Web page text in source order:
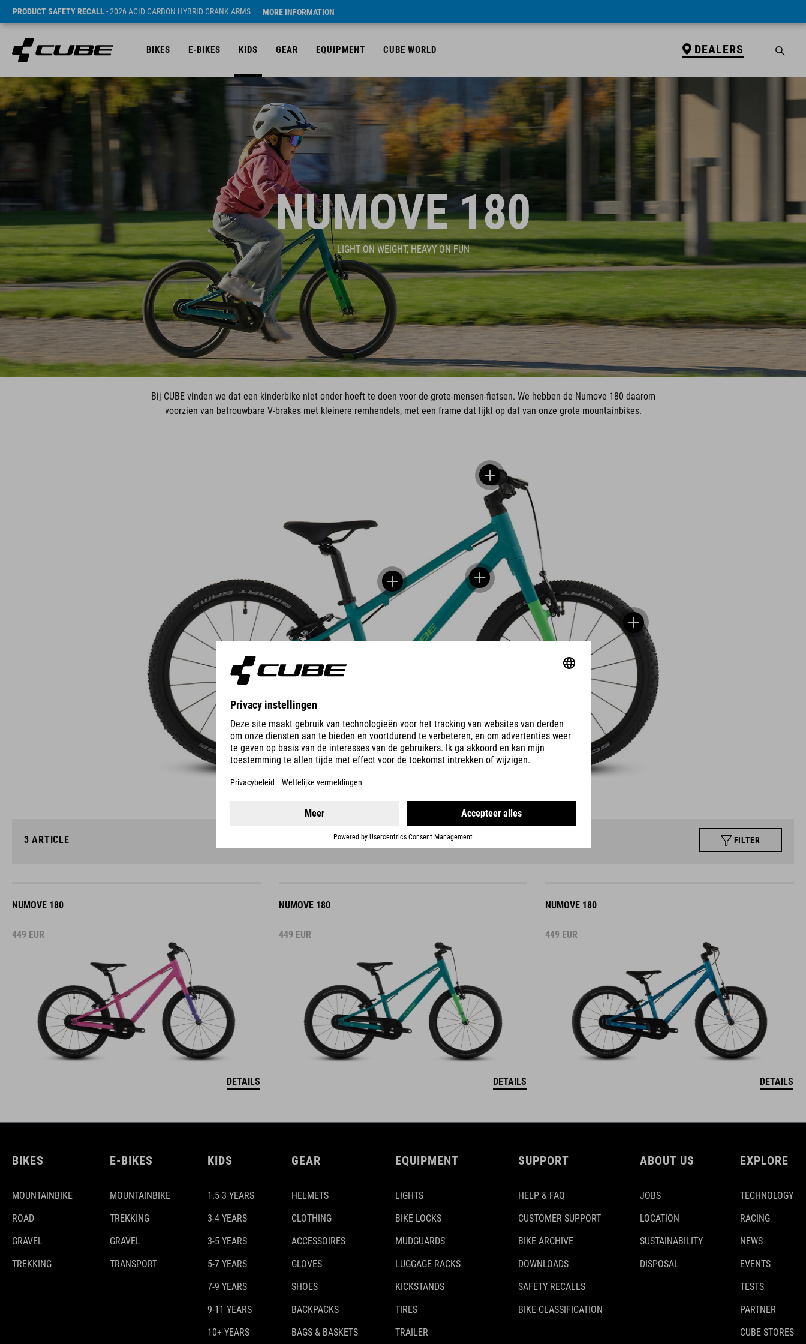
PRODUCT SAFETY RECALL- 2026 ACID CARBON HYBRID CRANK ARMS MORE INFORMATION
BIKES E-BIKES KIDS GEAR EQUIPMENT CUBE WORLD DEALERS
NUMOVE 180
LIGHT ON WEIGHT, HEAVY ON FUN
Bij CUBE vinden we dat een kinderbike niet onder hoeft te doen voor de grote-mensen-fietsen. We hebben de Numove 180 daarom
voorzien van betrouwbare V-brakes met kleinere remhendels, met een frame dat lijkt op dat van onze grote mountainbikes.
3 ARTICLE FILTER
NUMOVE 180
449 EUR
DETAILS
NUMOVE 180
449 EUR
DETAILS
NUMOVE 180
449 EUR
DETAILS
BIKES
MOUNTAINBIKE
ROAD
GRAVEL
TREKKING
E-BIKES
MOUNTAINBIKE
TREKKING
GRAVEL
TRANSPORT
KIDS
1.5-3 YEARS
3-4 YEARS
3-5 YEARS
5-7 YEARS
7-9 YEARS
9-11 YEARS
10+ YEARS
GEAR
HELMETS
CLOTHING
ACCESSOIRES
GLOVES
SHOES
BACKPACKS
BAGS & BASKETS
EQUIPMENT
LIGHTS
BIKE LOCKS
MUDGUARDS
LUGGAGE RACKS
KICKSTANDS
TIRES
TRAILER
SUPPORT
HELP & FAQ
CUSTOMER SUPPORT
BIKE ARCHIVE
DOWNLOADS
SAFETY RECALLS
BIKE CLASSIFICATION
ABOUT US
JOBS
LOCATION
SUSTAINABILITY
DISPOSAL
EXPLORE
TECHNOLOGY
RACING
NEWS
EVENTS
TESTS
PARTNER
CUBE STORES